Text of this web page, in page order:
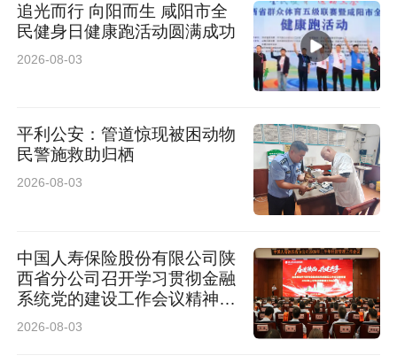
追光而行 向阳而生 咸阳市全
民健身日健康跑活动圆满成功
2026-08-03
平利公安：管道惊现被困动物
民警施救助归栖
2026-08-03
中国人寿保险股份有限公司陕
西省分公司召开学习贯彻金融
系统党的建设工作会议精神暨
2026年上半年经营管理工作
2026-08-03